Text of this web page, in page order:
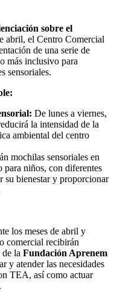
sobre el
abril, el Centro Comercial
de una serie de
más inclusivo para
sensoriales.
De lunes a viernes,
la intensidad de la
ambiental del centro
mochilas sensoriales en
para niños, con diferentes
su bienestar y proporcionar
los meses de abril y
comercial recibirán
la Fundación Aprenem
y atender las necesidades
TEA, así como actuar